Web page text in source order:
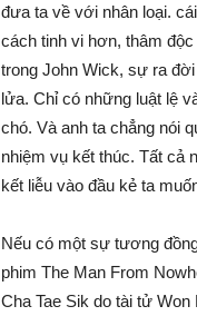
đưa ta về với nhân loại.
cách tinh vi hơn, thâm
trong John Wick, sự ra
lửa. Chỉ có những luật lệ
chó. Và anh ta chẳng nói
nhiệm vụ kết thúc. Tất cả
kết liễu vào đầu kẻ ta
Nếu có một sự tương
phim The Man From
Cha Tae Sik do tài tử